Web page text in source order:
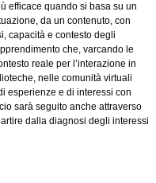
efficace quando si basa su un
da un contenuto, con
capacità e contesto degli
che, varcando le
reale per l’interazione in
nelle comunità virtuali
esperienze e di interessi con
sarà seguito anche attraverso
dalla diagnosi degli interessi